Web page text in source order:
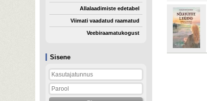
Sisene
Allalaadimiste edetabel
Viimati vaadatud raamatud
Veebiraamatukogust